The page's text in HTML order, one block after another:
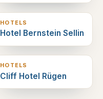
1 km verderop
HOTELS
Hotel Bernstein Sellin
2 km verderop
HOTELS
Cliff Hotel Rügen